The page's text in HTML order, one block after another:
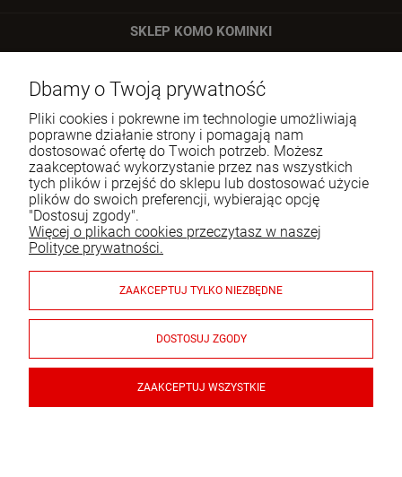
SKLEP KOMO KOMINKI
00-716 Warszawa
Tel.:
22 651 09 06
E-mail: sklep@komo.pl
Moje konto
Pomoc
Informacje
Płatności i dostawa
Dbamy o Twoją prywatność
Pliki cookies i pokrewne im technologie umożliwiają
poprawne działanie strony i pomagają nam
dostosować ofertę do Twoich potrzeb. Możesz
zaakceptować wykorzystanie przez nas wszystkich
tych plików i przejść do sklepu lub dostosować użycie
plików do swoich preferencji, wybierając opcję
"Dostosuj zgody".
Więcej o plikach cookies przeczytasz w naszej
Polityce prywatności.
ZAAKCEPTUJ TYLKO NIEZBĘDNE
DOSTOSUJ ZGODY
ZAAKCEPTUJ WSZYSTKIE